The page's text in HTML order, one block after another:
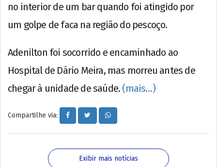
no interior de um bar quando foi atingido por
um golpe de faca na região do pescoço.
Adenilton foi socorrido e encaminhado ao
Hospital de Dário Meira, mas morreu antes de
chegar à unidade de saúde. (mais…)
Compartilhe via:
Exibir mais notícias